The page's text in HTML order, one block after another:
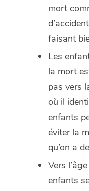
mort
faisant
Les
la mort
pas vers
où il
enfants
éviter la
qu’on a
Vers
enfants